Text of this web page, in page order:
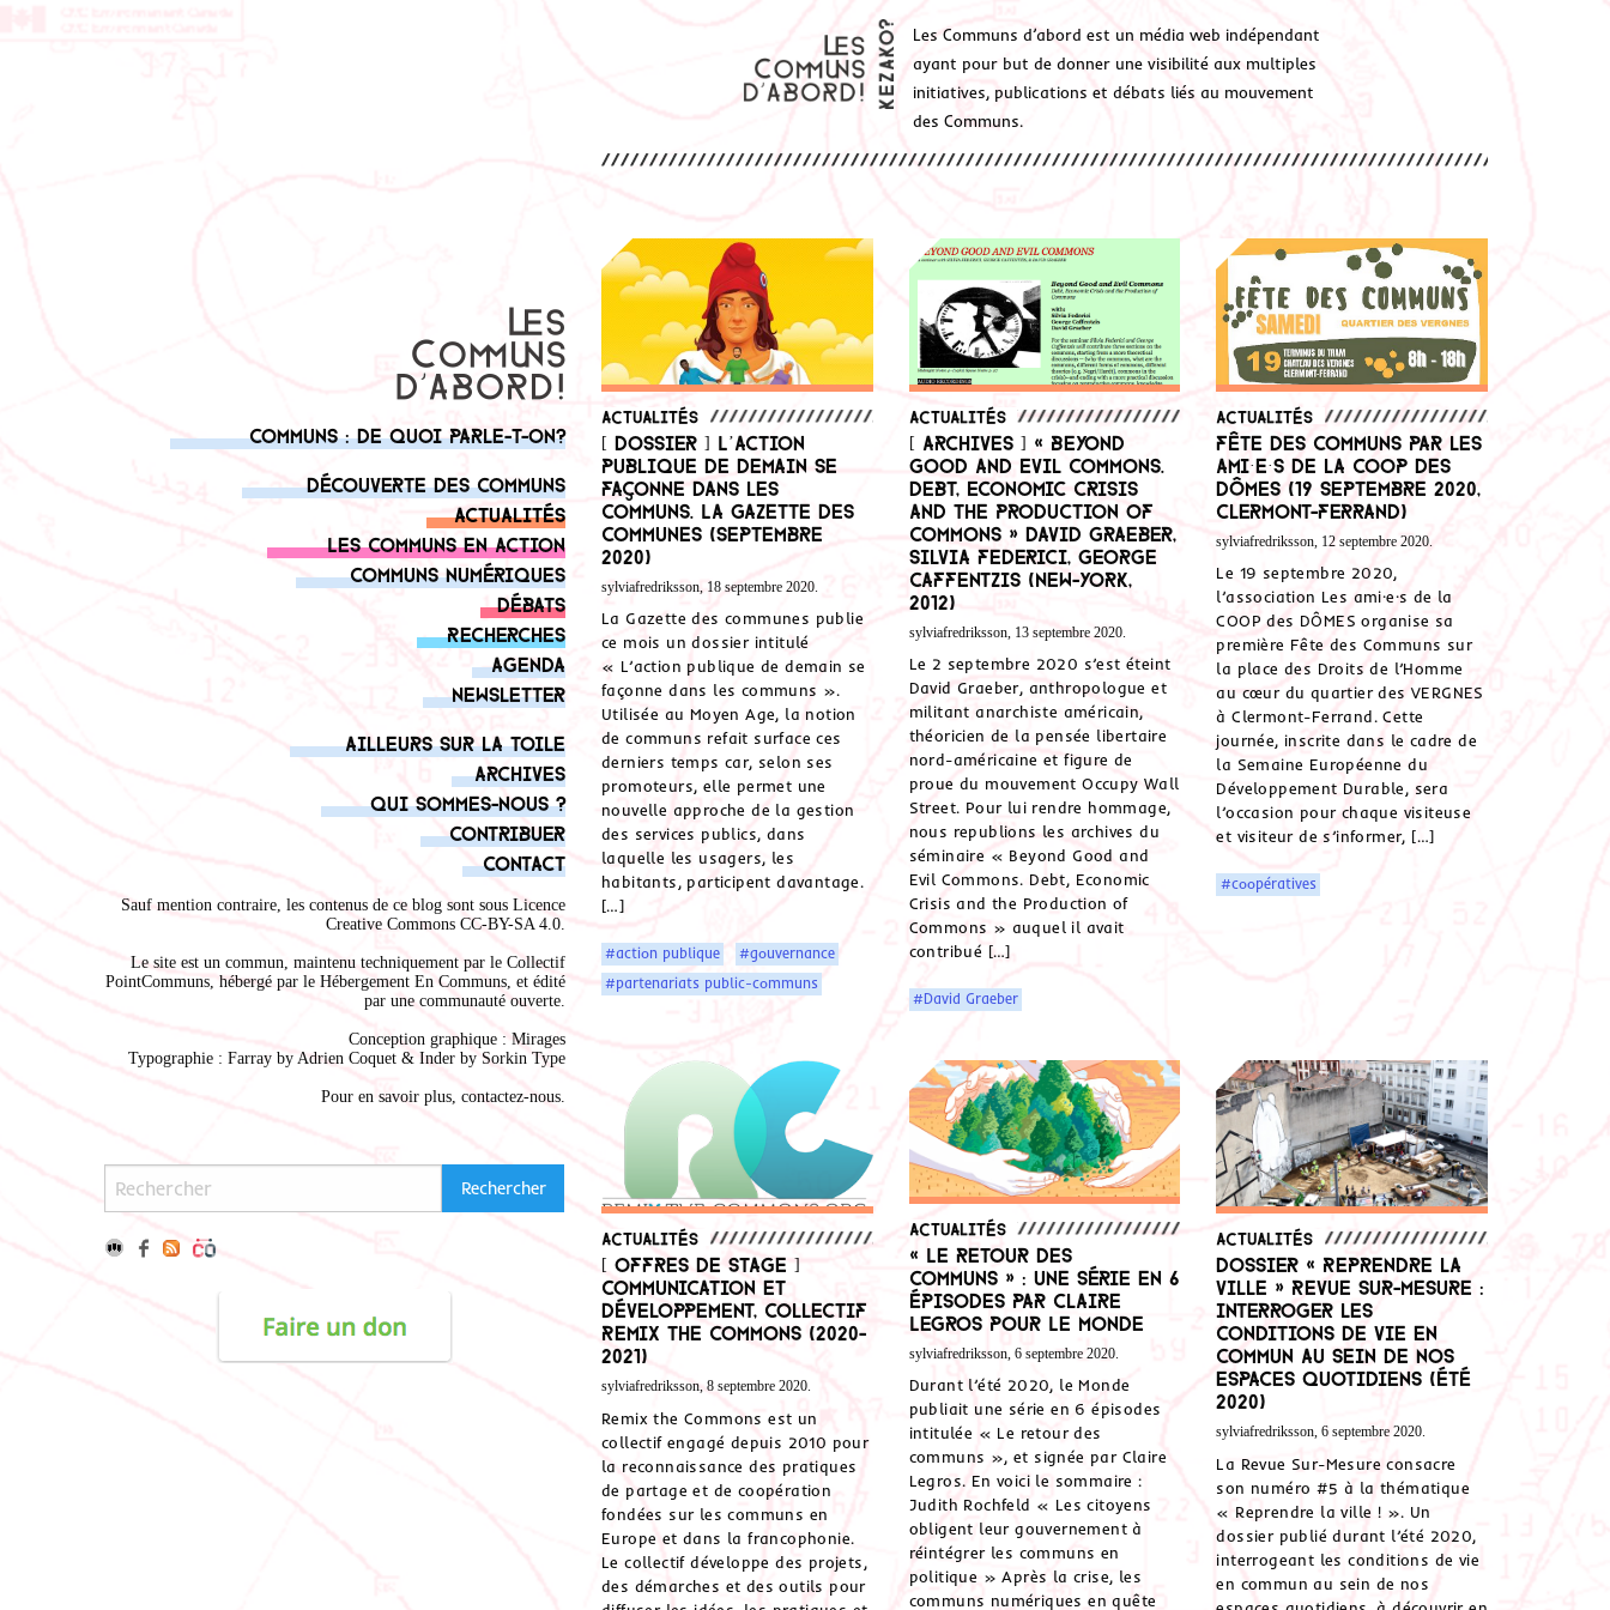
Les Communs d’abord est un média web indépendant
ayant pour but de donner une visibilité aux multiples
initiatives, publications et débats liés au mouvement
des Communs.
Communs : de quoi parle-t-on?
Découverte des communs
Actualités
Les communs en action
Communs numériques
Débats
Recherches
Agenda
Newsletter
Ailleurs sur la toile
Archives
Qui sommes-nous ?
Contribuer
Contact
Sauf mention contraire, les contenus de ce blog sont sous Licence
Creative Commons CC-BY-SA 4.0.
Le site est un commun, maintenu techniquement par le Collectif
PointCommuns, hébergé par le Hébergement En Communs, et édité
par une communauté ouverte.
Conception graphique : Mirages
Typographie : Farray by Adrien Coquet & Inder by Sorkin Type
Pour en savoir plus, contactez-nous.
Actualités
[ Dossier ] L’action
publique de demain se
façonne dans les
communs. La Gazette des
communes (septembre
2020)
sylviafredriksson, 18 septembre 2020.
La Gazette des communes publie
ce mois un dossier intitulé
« L’action publique de demain se
façonne dans les communs ».
Utilisée au Moyen Age, la notion
de communs refait surface ces
derniers temps car, selon ses
promoteurs, elle permet une
nouvelle approche de la gestion
des services publics, dans
laquelle les usagers, les
habitants, participent davantage.
[…]
#action publique
#gouvernance
#partenariats public-communs
Actualités
[ Archives ] « Beyond
Good and Evil Commons.
Debt, Economic Crisis
and the Production of
Commons » David Graeber,
Silvia Federici, George
Caffentzis (New-York,
2012)
sylviafredriksson, 13 septembre 2020.
Le 2 septembre 2020 s’est éteint
David Graeber, anthropologue et
militant anarchiste américain,
théoricien de la pensée libertaire
nord-américaine et figure de
proue du mouvement Occupy Wall
Street. Pour lui rendre hommage,
nous republions les archives du
séminaire « Beyond Good and
Evil Commons. Debt, Economic
Crisis and the Production of
Commons » auquel il avait
contribué […]
#David Graeber
Actualités
Fête des communs par les
ami·e·s de la COOP des
DÔMES (19 septembre 2020,
Clermont-Ferrand)
sylviafredriksson, 12 septembre 2020.
Le 19 septembre 2020,
l’association Les ami·e·s de la
COOP des DÔMES organise sa
première Fête des Communs sur
la place des Droits de l’Homme
au cœur du quartier des VERGNES
à Clermont-Ferrand. Cette
journée, inscrite dans le cadre de
la Semaine Européenne du
Développement Durable, sera
l’occasion pour chaque visiteuse
et visiteur de s’informer, […]
#coopératives
Actualités
[ Offres de stage ]
Communication et
développement, Collectif
Remix The Commons (2020-
2021)
sylviafredriksson, 8 septembre 2020.
Remix the Commons est un
collectif engagé depuis 2010 pour
la reconnaissance des pratiques
de partage et de coopération
fondées sur les communs en
Europe et dans la francophonie.
Le collectif développe des projets,
des démarches et des outils pour
Actualités
« Le retour des
communs » : une série en 6
épisodes par Claire
Legros pour Le Monde
sylviafredriksson, 6 septembre 2020.
Durant l’été 2020, le Monde
publiait une série en 6 épisodes
intitulée « Le retour des
communs », et signée par Claire
Legros. En voici le sommaire :
Judith Rochfeld « Les citoyens
obligent leur gouvernement à
réintégrer les communs en
politique » Après la crise, les
communs numériques en quête
Actualités
Dossier « Reprendre la
ville » Revue Sur-Mesure :
interroger les
conditions de vie en
commun au sein de nos
espaces quotidiens (été
2020)
sylviafredriksson, 6 septembre 2020.
La Revue Sur-Mesure consacre
son numéro #5 à la thématique
« Reprendre la ville ! ». Un
dossier publié durant l’été 2020,
interrogeant les conditions de vie
en commun au sein de nos